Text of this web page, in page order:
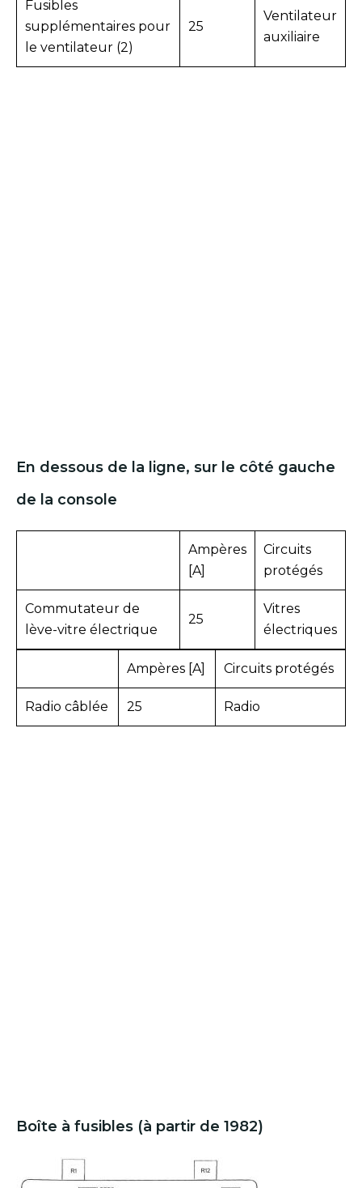
Fusibles
supplémentaires pour
le ventilateur (2)
25
Ventilateur
auxiliaire
En dessous de la ligne, sur le côté gauche
de la console
Ampères
[A]
Circuits
protégés
Commutateur de
lève-vitre électrique
25
Vitres
électriques
Ampères [A] Circuits protégés
Radio câblée 25 Radio
Boîte à fusibles (à partir de 1982)